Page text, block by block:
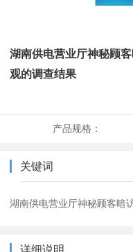
湖南供电营业厅神秘顾
观的调查结果
产品规格：
关键词
湖南供电营业厅神秘顾客暗